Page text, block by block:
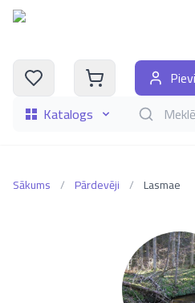
Katalogs Meklēt
Sākums / Pārdevēji / Lasmae